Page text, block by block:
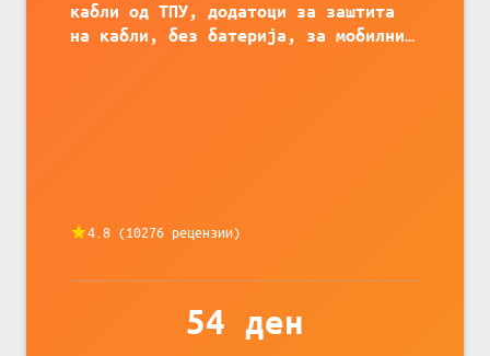
кабли од ТПУ, додатоци за заштита
на кабли, без батерија, за мобилни
4.8 (10276 рецензии)
54 ден